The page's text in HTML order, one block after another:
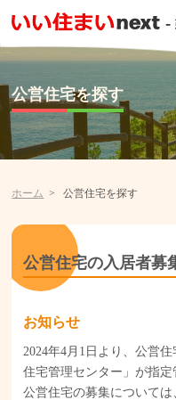
公営住宅を探す
ホーム 公営住宅を探す
公営住宅の入居者募
お知らせ
2024年4月1日より、公営
住宅管理センター」が指定
公営住宅の募集について